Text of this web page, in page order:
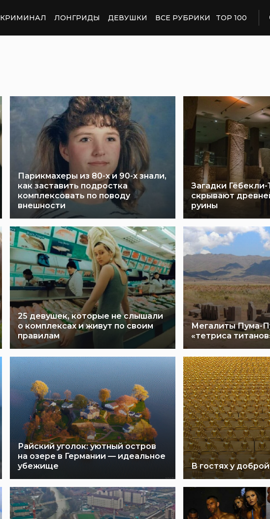
КРИМИНАЛ ЛОНГРИДЫ ДЕВУШКИ ВСЕ РУБРИКИ TOP 100
Парикмахеры из 80-х и 90-х знали,
как заставить подростка
комплексовать по поводу
внешности
Загадки Гёбекли-
скрывают
руины
25 девушек, которые не слышали
о комплексах и живут по своим
правилам
Мегалиты Пума-
«тетриса
Райский уголок: уютный остров
на озере в Германии — идеальное
убежище
В гостях у